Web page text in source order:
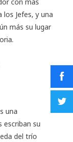
con más
Jefes, y una
más su lugar
una
escriban su
del trío